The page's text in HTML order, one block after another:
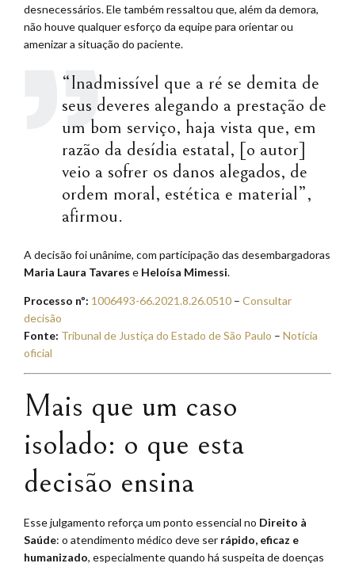
desnecessários. Ele também ressaltou que, além da demora,
não houve qualquer esforço da equipe para orientar ou
amenizar a situação do paciente.
“Inadmissível que a ré se demita de
seus deveres alegando a prestação de
um bom serviço, haja vista que, em
razão da desídia estatal, [o autor]
veio a sofrer os danos alegados, de
ordem moral, estética e material”,
afirmou.
A decisão foi unânime, com participação das desembargadoras
Maria Laura Tavares e Heloísa Mimessi.
Processo nº: 1006493-66.2021.8.26.0510 – Consultar
decisão
Fonte: Tribunal de Justiça do Estado de São Paulo – Notícia
oficial
Mais que um caso
isolado: o que esta
decisão ensina
Esse julgamento reforça um ponto essencial no Direito à
Saúde: o atendimento médico deve ser rápido, eficaz e
humanizado, especialmente quando há suspeita de doenças